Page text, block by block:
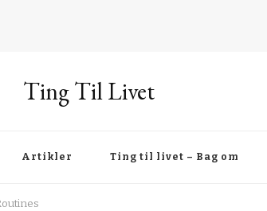
Ting Til Livet
Artikler Ting til livet – Bag om